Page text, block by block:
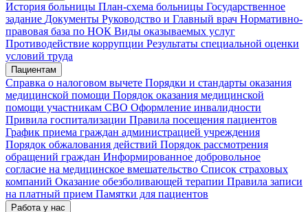
История больницы План-схема больницы Государственное
задание Документы Руководство и Главный врач Нормативно-
правовая база по НОК Виды оказываемых услуг
Противодействие коррупции Результаты специальной оценки
условий труда
Пациентам
Справка о налоговом вычете Порядки и стандарты оказания
медицинской помощи Порядок оказания медицинской
помощи участникам СВО Оформление инвалидности
Привила госпитализации Правила посещения пациентов
График приема граждан администрацией учреждения
Порядок обжалования действий Порядок рассмотрения
обращений граждан Информированное добровольное
согласие на медицинское вмешательство Список страховых
компаний Оказание обезболивающей терапии Правила записи
на платный прием Памятки для пациентов
Работа у нас